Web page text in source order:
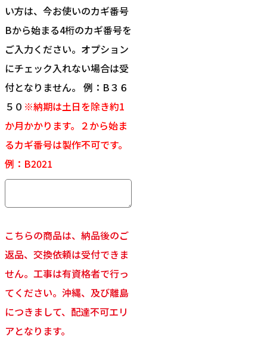
い方は、今お使いのカギ番号
Bから始まる4桁のカギ番号を
ご入力ください。オプション
にチェック入れない場合は受
付となりません。 例：B３６
５０ ※納期は土日を除き約1
か月かかります。２から始ま
るカギ番号は製作不可です。
例：B2021
こちらの商品は、納品後のご
返品、交換依頼は受付できま
せん。工事は有資格者で行っ
てください。沖縄、及び離島
につきまして、配達不可エリ
アとなります。